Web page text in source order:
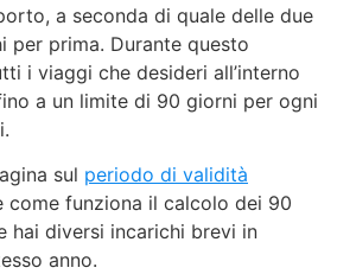
a seconda di quale delle due
per prima. Durante questo
i viaggi che desideri all’interno
a un limite di 90 giorni per ogni
sul periodo di validità
come funziona il calcolo dei 90
hai diversi incarichi brevi in
anno.